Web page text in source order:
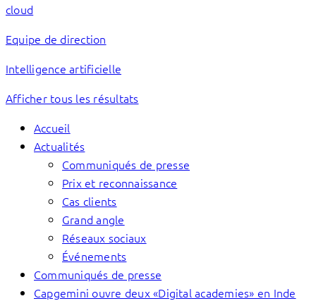
cloud
Equipe de direction
Intelligence artificielle
Afficher tous les résultats
Accueil
Actualités
Communiqués de presse
Prix et reconnaissance
Cas clients
Grand angle
Réseaux sociaux
Événements
Communiqués de presse
Capgemini ouvre deux «Digital academies» en Inde